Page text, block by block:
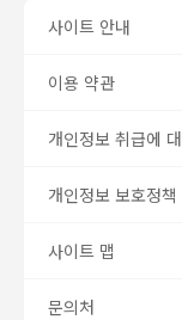
사이트 안내
이용 약관
개인정보 취급에
개인정보 보호정책
사이트 맵
문의처